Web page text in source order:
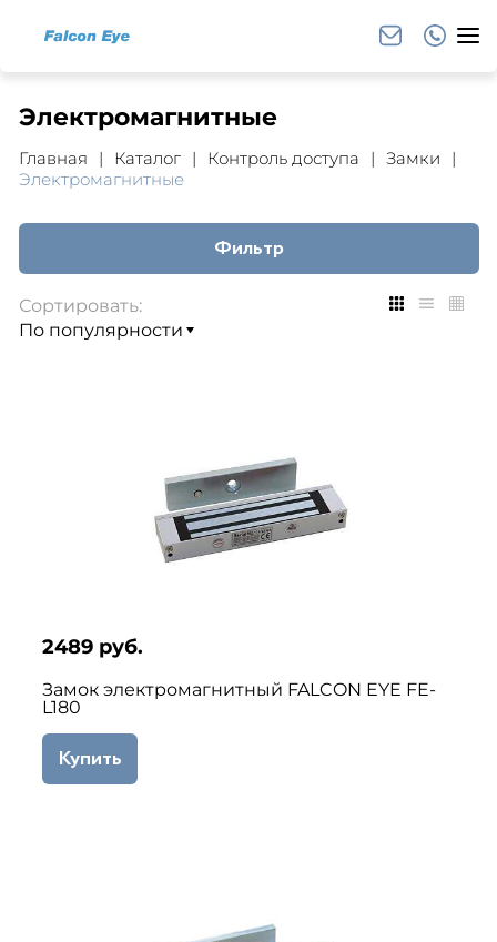
Электромагнитные
Главная Каталог Контроль доступа
Замки
Электромагнитные
Фильтр
Сортировать:
2489 руб.
Замок электромагнитный FALCON EYE FE-
L180
Купить